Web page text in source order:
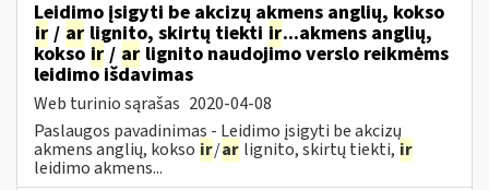
Leidimo įsigyti be akcizų akmens anglių, kokso
ir / ar lignito, skirtų tiekti ir...akmens anglių,
kokso ir / ar lignito naudojimo verslo reikmėms
leidimo išdavimas
Web turinio sąrašas 2020-04-08
Paslaugos pavadinimas - Leidimo įsigyti be akcizų
akmens anglių, kokso ir/ar lignito, skirtų tiekti, ir
leidimo akmens...